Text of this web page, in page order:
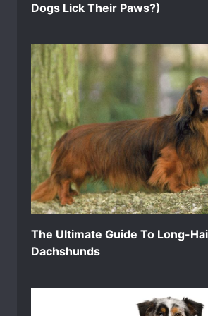
Dogs Lick Their Paws?)
The Ultimate Guide To Long-
Dachshunds